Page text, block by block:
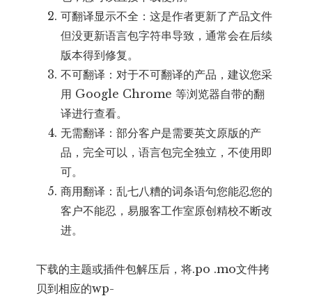
可翻译显示不全：这是作者更新了产品文件
但没更新语言包字符串导致，通常会在后续
版本得到修复。
不可翻译：对于不可翻译的产品，建议您采
用 Google Chrome 等浏览器自带的翻
译进行查看。
无需翻译：部分客户是需要英文原版的产
品，完全可以，语言包完全独立，不使用即
可。
商用翻译：乱七八糟的词条语句您能忍您的
客户不能忍，易服客工作室原创精校不断改
进。
下载的主题或插件包解压后，将.po .mo文件拷
贝到相应的wp-